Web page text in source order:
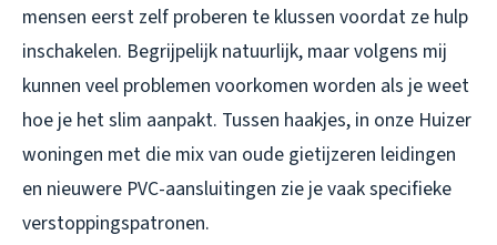
mensen eerst zelf proberen te klussen voordat ze hulp
inschakelen. Begrijpelijk natuurlijk, maar volgens mij
kunnen veel problemen voorkomen worden als je weet
hoe je het slim aanpakt. Tussen haakjes, in onze Huizer
woningen met die mix van oude gietijzeren leidingen
en nieuwere PVC-aansluitingen zie je vaak specifieke
verstoppingspatronen.